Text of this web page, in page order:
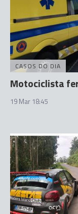
CASOS DO DIA
Motociclista
19 Mar 18:45